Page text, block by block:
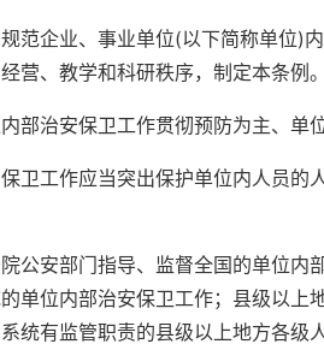
范企业、事业单位(以下简称单位)
营、教学和科研秩序，制定本条例。
部治安保卫工作贯彻预防为主、单
卫工作应当突出保护单位内人员的
公安部门指导、监督全国的单位内
单位内部治安保卫工作；县级以
统有监管职责的县级以上地方各